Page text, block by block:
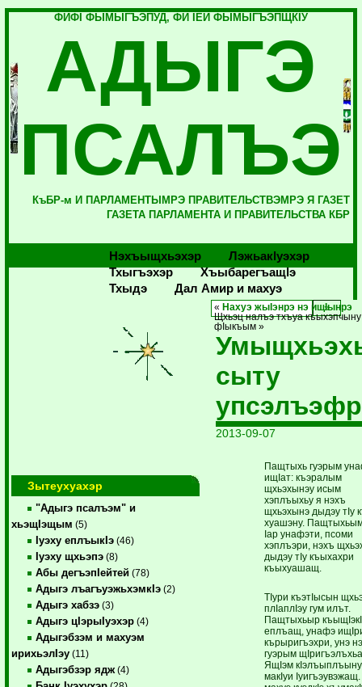
ФИФI ФЫМЫГЪЭПУД, ФИ IЕЙ ФЫМЫГЪЭПЩКIУ
АДЫГЭ
ПСАЛЪЭ
КъБР-м И ПАРЛАМЕНТЫМРЭ ПРАВИТЕЛЬСТВЭМРЭ Я ГАЗЕТ
ГАЗЕТА ПАРЛАМЕНТА И ПРАВИТЕЛЬСТВА КБР
Нэхъыщхьэхэр
Лэжьакlуэхэр
Тхыгъэхэр
Хъыбарегъащlэ
Тхыдэ
Дал Амир и махуэ
Зытеухуахэр
"Адыгэ псалъэм" и
хьэщIэщым (5)
Iуэху еплъыкIэ (46)
Iуэху щхьэпэ (8)
Абы дегъэпIейтей (78)
Адыгэ лъагъуэжьхэмкIэ (2)
Адыгэ хабзэ (3)
Адыгэ цIэрыIуэхэр (4)
Адыгэбзэм и махуэм
ирихьэлIэу (11)
Адыгэбзэр ядж (4)
« Нахуэ жыIэнрэ нэ ищIынрэ
Щхьэц налъэ тхъуа къыхэпчыну
фIыкъым »
сыту
2013-09-07
Пащтыхь гуэрым
ищIат: къэралым
щхьэхынэу исым
хэплъыхьу я нэхъ
щхьэхынэ дыдэу тIу
хуа­шэну.
Iар унафэти, псоми
хэплъэри, нэхъ
дыдэу тIу къыхахри
къыхуашащ.
ТIури къэтIысын
плIаплIэу гум илът.
Пащтыхьыр
еплъащ, унафэ
кърыригъэхри, унэ
гуэ­рым
ЯщIэм
макIуи